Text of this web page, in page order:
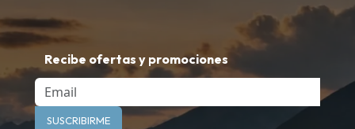
Recibe ofertas y promociones
Email
SUSCRIBIRME